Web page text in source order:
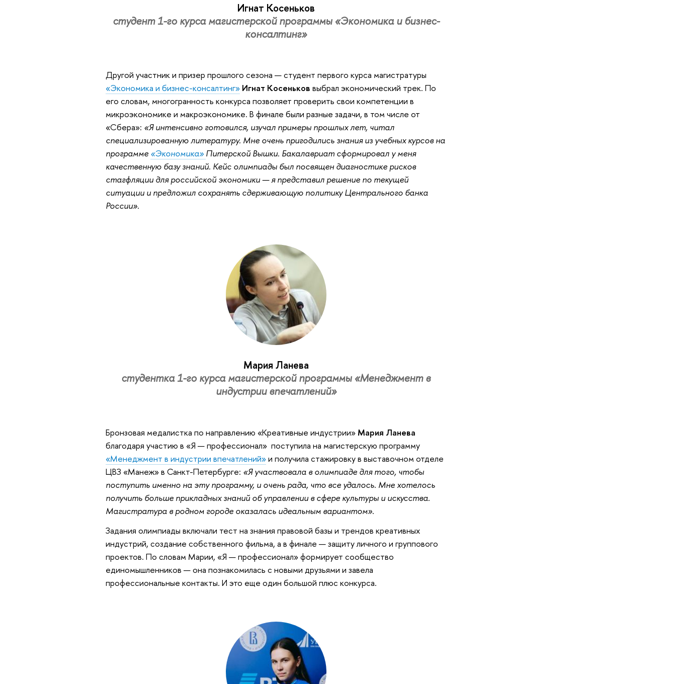
Игнат Косеньков
студент 1-го курса магистерской программы «Экономика и бизнес-
консалтинг»
Другой участник и призер прошлого сезона — студент первого курса магистратуры
«Экономика и бизнес-консалтинг» Игнат Косеньков выбрал экономический трек. По
его словам, многогранность конкурса позволяет проверить свои компетенции в
микроэкономике и макроэкономике. В финале были разные задачи, в том числе от
«Сбера»: «Я интенсивно готовился, изучал примеры прошлых лет, читал
специализированную литературу. Мне очень пригодились знания из учебных курсов на
программе «Экономика» Питерской Вышки. Бакалавриат сформировал у меня
качественную базу знаний. Кейс олимпиады был посвящен диагностике рисков
стагфляции для российской экономики — я представил решение по текущей
ситуации и предложил сохранять сдерживающую политику Центрального банка
России».
Мария Ланева
студентка 1-го курса магистерской программы «Менеджмент в
индустрии впечатлений»
Бронзовая медалистка по направлению «Креативные индустрии» Мария Ланева
благодаря участию в «Я — профессионал» поступила на магистерскую программу
«Менеджмент в индустрии впечатлений»и получила стажировку в выставочном отделе
ЦВЗ «Манеж» в Санкт-Петербурге: «Я участвовала в олимпиаде для того, чтобы
поступить именно на эту программу, и очень рада, что все удалось. Мне хотелось
получить больше прикладных знаний об управлении в сфере культуры и искусства.
Магистратура в родном городе оказалась идеальным вариантом».
Задания олимпиады включали тест на знания правовой базы и трендов креативных
индустрий, создание собственного фильма, а в финале — защиту личного и группового
проектов. По словам Марии, «Я — профессионал» формирует сообщество
единомышленников — она познакомилась с новыми друзьями и завела
профессиональные контакты. И это еще один большой плюс конкурса.